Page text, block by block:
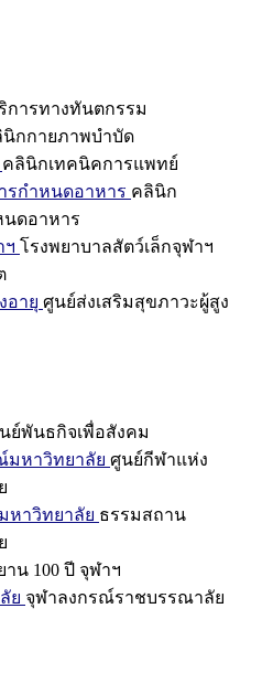
การทางทันตกรรม
กกายภาพบำบัด
คลินิกเทคนิคการแพทย์
รกำหนดอาหาร คลินิก
ดอาหาร
ฯ โรงพยาบาลสัตว์เล็กจุฬาฯ
อายุ ศูนย์ส่งเสริมสุขภาวะผู้สูง
ย์พันธกิจเพื่อสังคม
มหาวิทยาลัย ศูนย์กีฬาแห่ง
หาวิทยาลัย ธรรมสถาน
าน 100 ปี จุฬาฯ
ย จุฬาลงกรณ์ราชบรรณาลัย